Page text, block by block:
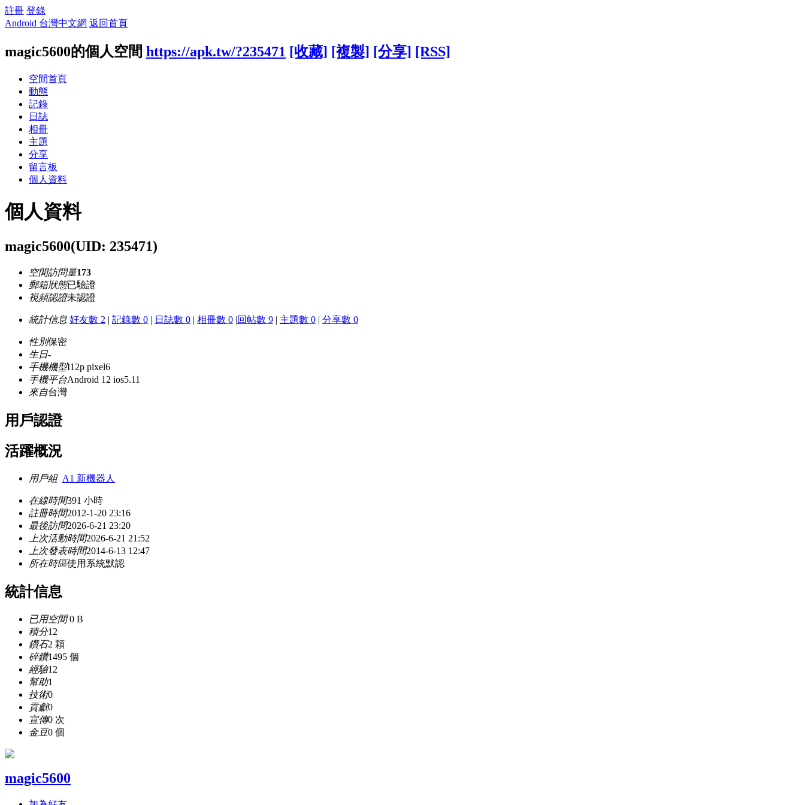
註冊 登錄
Android 台灣中文網 返回首頁
magic5600的個人空間 https://apk.tw/?235471 [收藏] [複製] [分享] [RSS]
空間首頁
動態
記錄
日誌
相冊
主題
分享
留言板
個人資料
個人資料
magic5600(UID: 235471)
空間訪問量173
郵箱狀態已驗證
視頻認證未認證
統計信息 好友數 2 | 記錄數 0 | 日誌數 0 | 相冊數 0 |回帖數 9 | 主題數 0 | 分享數 0
性別保密
生日-
手機機型I12p pixel6
手機平台Android 12 ios5.11
來自台灣
用戶認證
活躍概況
用戶組 A1 新機器人
在線時間391 小時
註冊時間2012-1-20 23:16
最後訪問2026-6-21 23:20
上次活動時間2026-6-21 21:52
上次發表時間2014-6-13 12:47
所在時區使用系統默認
統計信息
已用空間0 B
積分12
鑽石2 顆
碎鑽1495 個
經驗12
幫助1
技術0
貢獻0
宣傳0 次
金豆0 個
magic5600